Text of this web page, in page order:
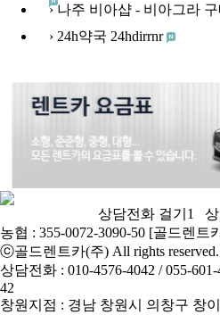
› 나주 비아샵 - 비아그라
› 24h약국 24hdirrnr
상담전화 걸기1
농협 : 355-0072-3090-50 [골드렌트
ⓒ골드렌트카(주) All rights reserved.
상담전화 : 010-4576-4042 / 055-
42
창원지점 : 경남 창원시 의창구 창